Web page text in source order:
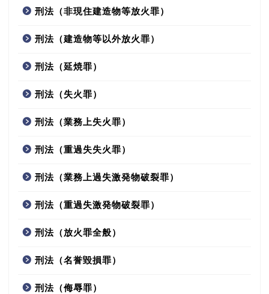
刑法（非現住建造物等放火罪）
刑法（建造物等以外放火罪）
刑法（延焼罪）
刑法（失火罪）
刑法（業務上失火罪）
刑法（重過失失火罪）
刑法（業務上過失激発物破裂罪）
刑法（重過失激発物破裂罪）
刑法（放火罪全般）
刑法（名誉毀損罪）
刑法（侮辱罪）